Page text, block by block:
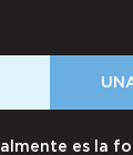
es la